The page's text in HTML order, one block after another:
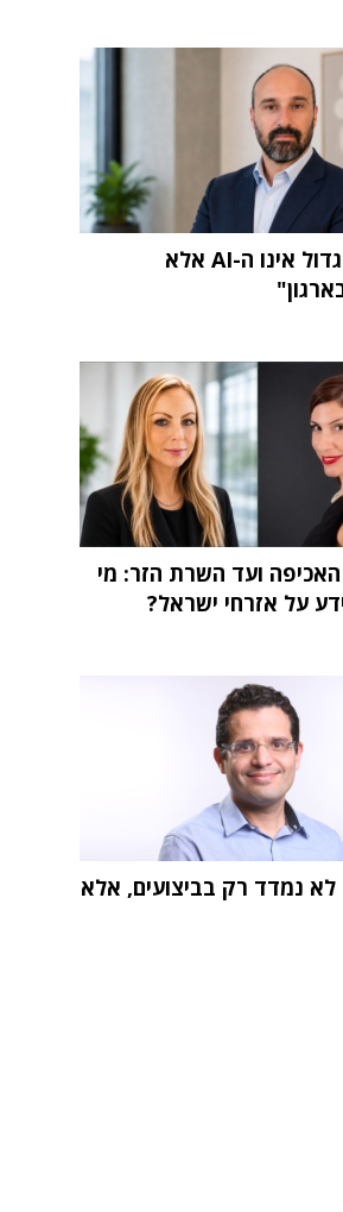
"האתגר הגדול אינו ה-AI אלא
ועד השרת הזר: מי
על אזרחי ישראל?
לא נמדד רק בביצועים, אלא